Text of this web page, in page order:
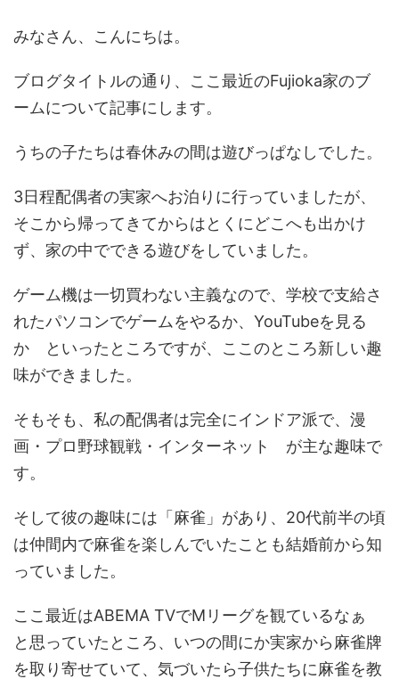
みなさん、こんにちは。
ブログタイトルの通り、ここ最近のFujioka家のブ
ームについて記事にします。
うちの子たちは春休みの間は遊びっぱなしでした。
3日程配偶者の実家へお泊りに行っていましたが、
そこから帰ってきてからはとくにどこへも出かけ
ず、家の中でできる遊びをしていました。
ゲーム機は一切買わない主義なので、学校で支給さ
れたパソコンでゲームをやるか、YouTubeを見る
か といったところですが、ここのところ新しい趣
味ができました。
そもそも、私の配偶者は完全にインドア派で、漫
画・プロ野球観戦・インターネット が主な趣味で
す。
そして彼の趣味には「麻雀」があり、20代前半の頃
は仲間内で麻雀を楽しんでいたことも結婚前から知
っていました。
ここ最近はABEMA TVでMリーグを観ているなぁ
と思っていたところ、いつの間にか実家から麻雀牌
を取り寄せていて、気づいたら子供たちに麻雀を教